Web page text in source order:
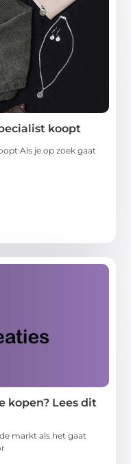
koopt
Als je op zoek gaat
kopen? Lees dit
markt als het gaat